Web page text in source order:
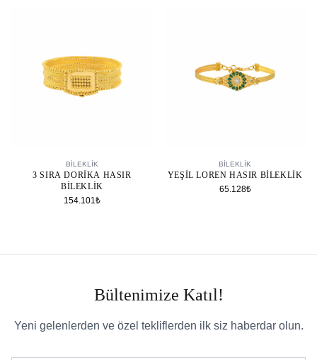
BİLEKLİK
3 SIRA DORIKA HASIR
BILEKLIK
154.101₺
BİLEKLİK
YEŞIL LOREN HASIR BILEKLIK
65.128₺
Bültenimize Katıl!
Yeni gelenlerden ve özel tekliflerden ilk siz haberdar olun.